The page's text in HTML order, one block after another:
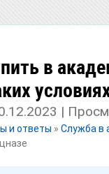
в
|
и ответы » Служба в